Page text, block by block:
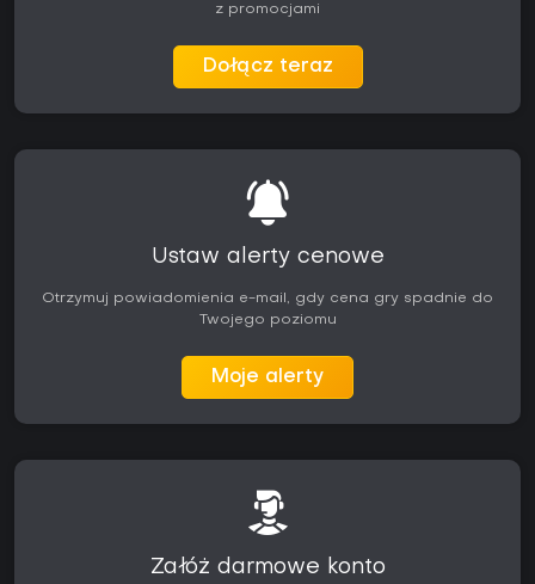
z promocjami
Dołącz teraz
Ustaw alerty cenowe
Otrzymuj powiadomienia e-mail, gdy cena gry spadnie do
Twojego poziomu
Moje alerty
Załóż darmowe konto